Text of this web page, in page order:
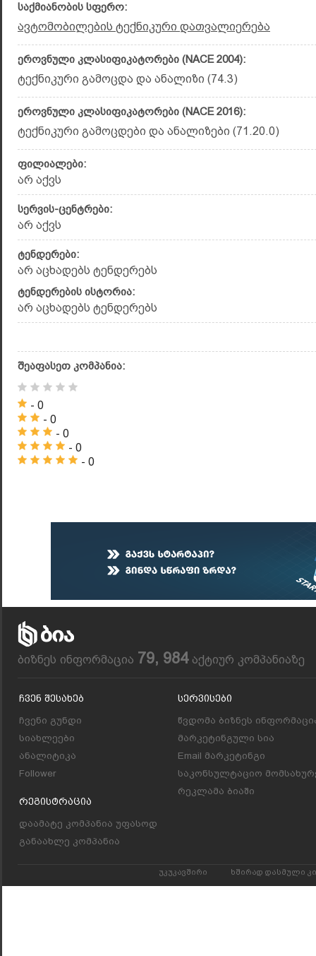
საქმიანობის სფერო:
ავტომობილების ტექნიკური დათვალიერება
ეროვნული კლასიფიკატორები (NACE 2004):
ტექნიკური გამოცდა და ანალიზი (74.3)
ეროვნული კლასიფიკატორები (NACE 2016):
ტექნიკური გამოცდები და ანალიზები (71.20.0)
ფილიალები:
არ აქვს
სერვის-ცენტრები:
არ აქვს
ტენდერები:
არ აცხადებს ტენდერებს
ტენდერების ისტორია:
არ აცხადებს ტენდერებს
შეაფასეთ კომპანია:
- 0
- 0
- 0
- 0
- 0
ბიზნეს ინფორმაცია 79, 984აქტიურ კომპანიაზე
Ჩვენ Შესახებ
ჩვენი გუნდი
სიახლეები
ანალიტიკა
Follower
Რეგისტრაცია
დაამატე კომპანია უფასოდ
განაახლე კომპანია
Სერვისები
წვდომა ბიზნეს
მარკეტინგული სია
Email მარკეტინგი
საკონსულტაციო
რეკლამა ბიაში
უკუკავშირი ხშირად დასმული